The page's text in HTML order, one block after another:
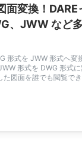
面変換！DARE
、JWW など
形式を JWW 形式へ変
形式を DWG 形式
図面を誰でも閲覧で